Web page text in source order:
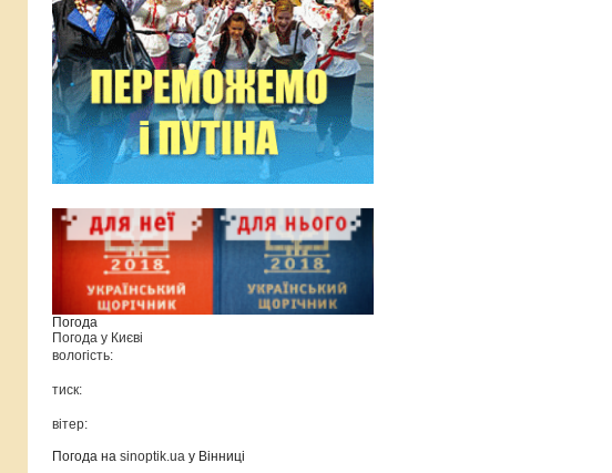
Погода
Погода у Києві
вологість:
тиск:
вітер:
Погода наsinoptik.ua у Вінниці